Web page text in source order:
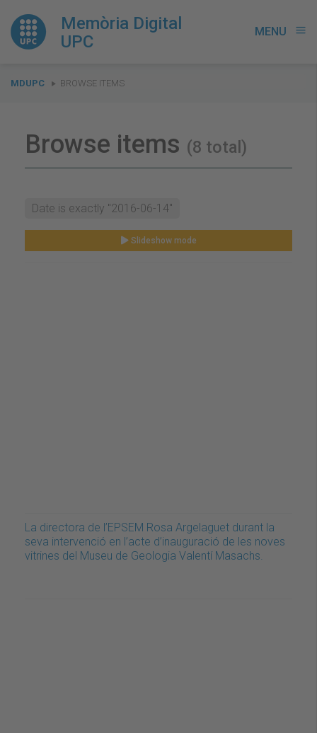
Memòria Digital
UPC
MENU menu
You
MDUPC BROWSE ITEMS
Browse items (8 total)
Date is exactly "2016-06-14"
Slideshow mode
La directora de l’EPSEM Rosa Argelaguet durant la
seva intervenció en l’acte d’inauguració de les noves
vitrines del Museu de Geologia Valentí Masachs.